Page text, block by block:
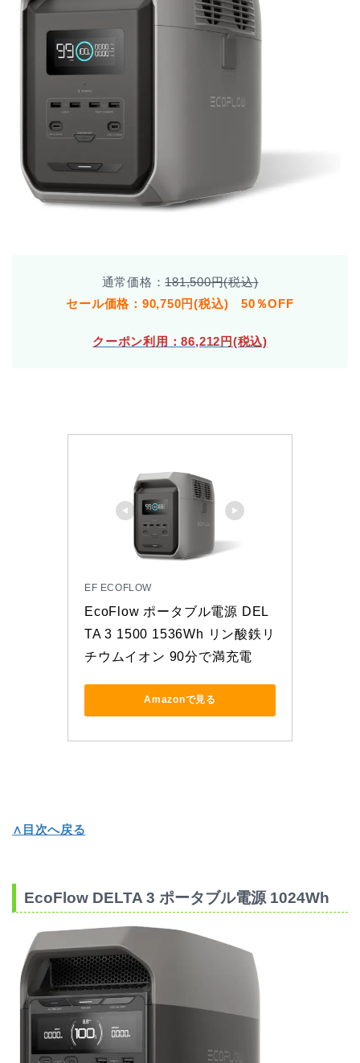
通常価格：181,500円(税込)
セール価格：90,750円(税込) 50％OFF
クーポン利用：86,212円(税込)
EF ECOFLOW
EcoFlow ポータブル電源 DEL
TA 3 1500 1536Wh リン酸鉄リ
チウムイオン 90分で満充電
Amazonで見る
∧目次へ戻る
EcoFlow DELTA 3 ポータブル電源 1024Wh